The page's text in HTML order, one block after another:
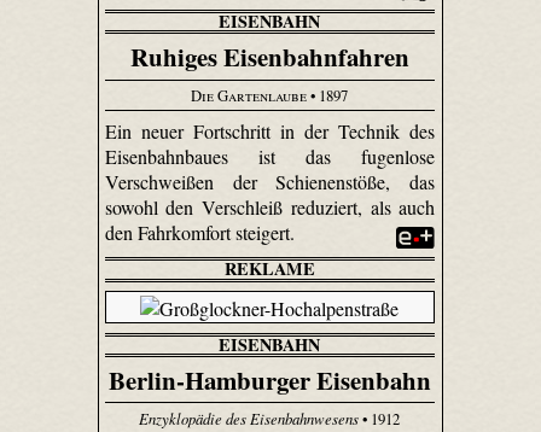
EISENBAHN
Ruhiges Eisenbahnfahren
Die Gartenlaube• 1897
Ein neuer Fortschritt in der Technik des
Eisenbahnbaues ist das fugenlose
Verschweißen der Schienenstöße, das
sowohl den Verschleiß reduziert, als auch
den Fahrkomfort steigert.
REKLAME
EISENBAHN
Berlin-Hamburger Eisenbahn
Enzyklopädie des Eisenbahnwesens• 1912